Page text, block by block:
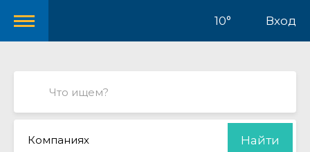
10° Вход
Компаниях Найти